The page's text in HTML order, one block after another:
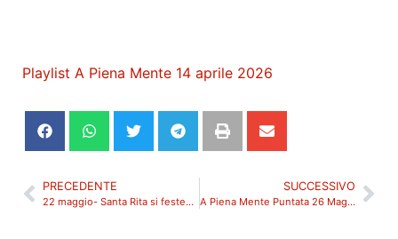
Playlist A Piena Mente 14 aprile 2026
PRECEDENTE
22 maggio- Santa Rita si festeggia in Contrada Gamardemi (ex maniero)
SUCCESSIVO
A Piena Mente Puntata 26 Maggio 2026